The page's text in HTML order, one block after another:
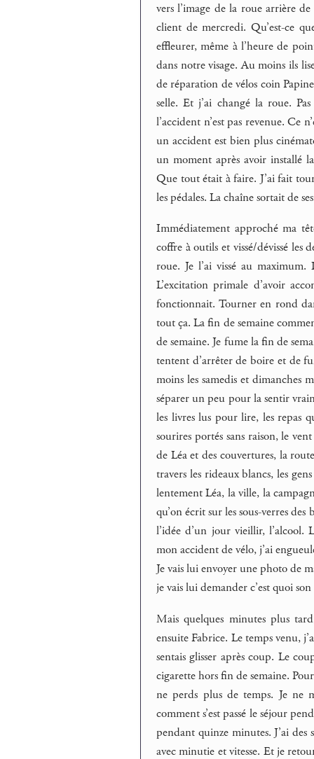
vers l’image de la roue arrière
client de mercredi. Qu’est-ce
effleurer, même à l’heure de
dans notre visage. Au moins ils
de réparation de vélos coin
selle. Et j’ai changé la roue.
l’accident n’est pas revenue. Ce
un accident est bien plus
un moment après avoir installé
Que tout était à faire. J’ai fait
les pédales. La chaîne sortait de
Immédiatement approché ma
coffre à outils et vissé/dévissé les
roue. Je l’ai vissé au
L’excitation primale d’avoir
fonctionnait. Tourner en rond
tout ça. La fin de semaine
de semaine. Je fume la fin de
tentent d’arrêter de boire et de
moins les samedis et dimanches
séparer un peu pour la sentir
les livres lus pour lire, les repas
sourires portés sans raison, le
de Léa et des couvertures, la
travers les rideaux blancs, les
lentement Léa, la ville, la
qu’on écrit sur les sous-verres
l’idée d’un jour vieillir, l’alcool.
mon accident de vélo, j’ai
Je vais lui envoyer une photo de
je vais lui demander c’est quoi
Mais quelques minutes plus
ensuite Fabrice. Le temps venu,
sentais glisser après coup. Le
cigarette hors fin de semaine.
ne perds plus de temps. Je ne
comment s’est passé le séjour
pendant quinze minutes. J’ai des
avec minutie et vitesse. Et je